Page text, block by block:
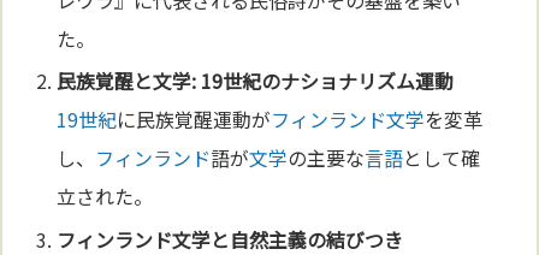
た。
民族覚醒と文学: 19世紀のナショナリズム運動
19世紀に民族覚醒運動がフィンランド文学を変革
し、 フィンランド語が文学の主要な言語として確
立された。
フィンランド文学と自然主義の結びつき